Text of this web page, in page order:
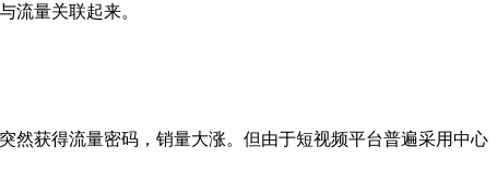
流量关联起来。
然获得流量密码，销量大涨。但由于短视频平台普遍采用中心